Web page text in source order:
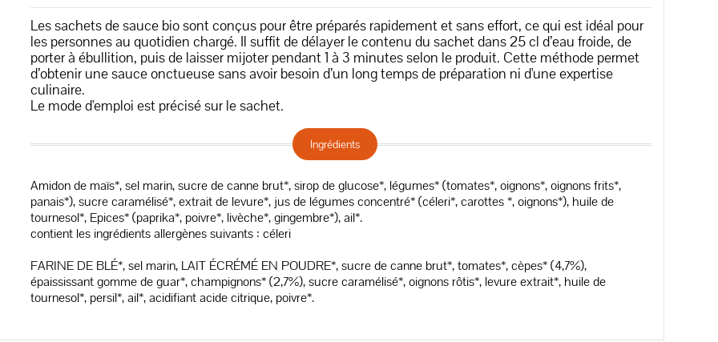
Les sachets de sauce bio sont conçus pour être préparés rapidement et sans effort, ce qui est idéal pour
les personnes au quotidien chargé. Il suffit de délayer le contenu du sachet dans 25 cl d’eau froide, de
porter à ébullition, puis de laisser mijoter pendant 1 à 3 minutes selon le produit. Cette méthode permet
d’obtenir une sauce onctueuse sans avoir besoin d’un long temps de préparation ni d'une expertise
culinaire.
Le mode d'emploi est précisé sur le sachet.
Ingrédients
Amidon de maïs*, sel marin, sucre de canne brut*, sirop de glucose*, légumes* (tomates*, oignons*, oignons frits*,
panais*), sucre caramélisé*, extrait de levure*, jus de légumes concentré* (céleri*, carottes *, oignons*), huile de
tournesol*, Epices* (paprika*, poivre*, livèche*, gingembre*), ail*.
contient les ingrédients allergènes suivants : céleri
FARINE DE BLÉ*, sel marin, LAIT ÉCRÉMÉ EN POUDRE*, sucre de canne brut*, tomates*, cèpes* (4,7%),
épaississant gomme de guar*, champignons* (2,7%), sucre caramélisé*, oignons rôtis*, levure extrait*, huile de
tournesol*, persil*, ail*, acidifiant acide citrique, poivre*.